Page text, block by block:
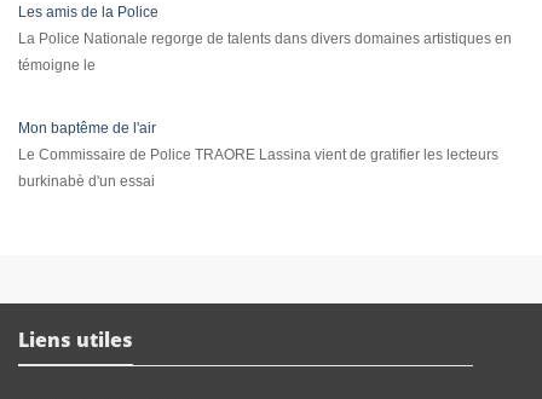
Les amis de la Police
La Police Nationale regorge de talents dans divers domaines artistiques en
témoigne le
Mon baptême de l'air
Le Commissaire de Police TRAORE Lassina vient de gratifier les lecteurs
burkinabè d'un essai
Liens utiles